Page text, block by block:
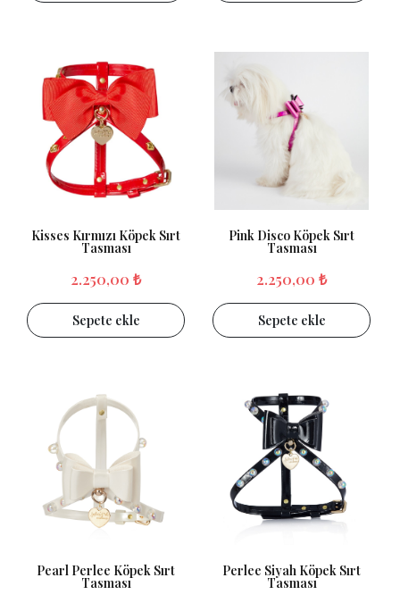
Kisses Kırmızı Köpek Sırt
Tasması
2.250,00 ₺
Sepete ekle
Pink Disco Köpek Sırt
Tasması
2.250,00 ₺
Sepete ekle
Pearl Perlee Köpek Sırt
Tasması
Perlee Siyah Köpek Sırt
Tasması